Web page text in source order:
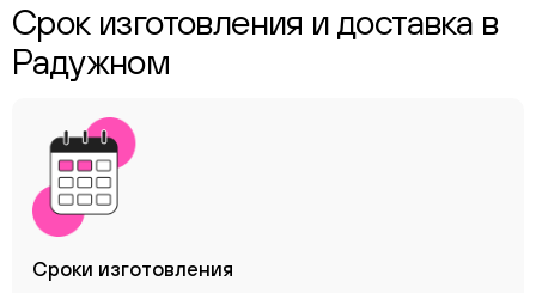
Срок изготовления и доставка в
Радужном
Сроки изготовления